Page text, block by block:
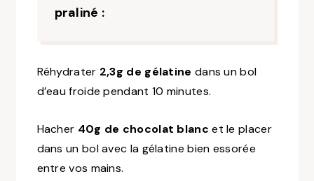
praliné :
Réhydrater 2,3g de gélatine dans un bol
d’eau froide pendant 10 minutes.
Hacher 40g de chocolat blanc et le placer
dans un bol avec la gélatine bien essorée
entre vos mains.